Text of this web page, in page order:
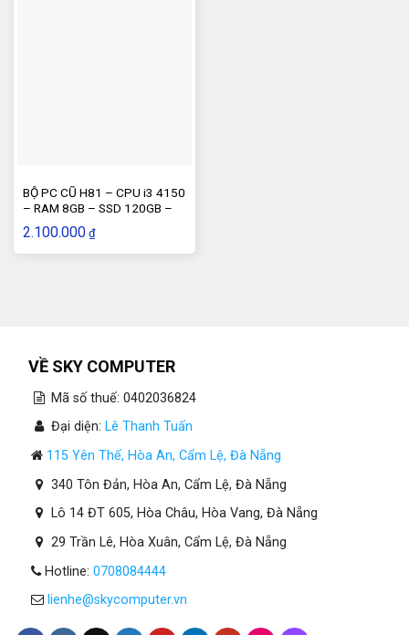
BỘ PC CŨ H81 – CPU i3 4150
– RAM 8GB – SSD 120GB –
Màn hình 20inch
2.100.000 ₫
VỀ SKY COMPUTER
Mã số thuế: 0402036824
Đại diện: Lê Thanh Tuấn
115 Yên Thế, Hòa An, Cẩm Lệ, Đà Nẵng
340 Tôn Đản, Hòa An, Cẩm Lệ, Đà Nẵng
Lô 14 ĐT 605, Hòa Châu, Hòa Vang, Đà Nẵng
29 Trần Lê, Hòa Xuân, Cẩm Lệ, Đà Nẵng
Hotline: 0708084444
lienhe@skycomputer.vn